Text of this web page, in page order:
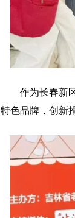
作为长春新区
特色品牌，创新